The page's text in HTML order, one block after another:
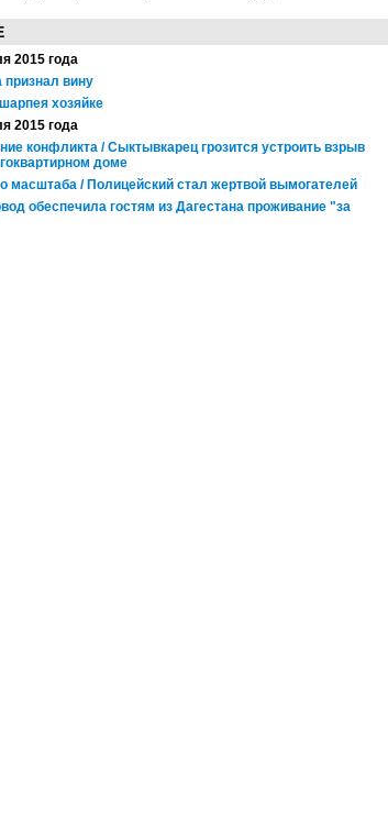
2015 года
признал вину
хозяйке
2015 года
конфликта / Сыктывкарец грозится устроить взрыв
доме
масштаба / Полицейский стал жертвой вымогателей
обеспечила гостям из Дагестана проживание "за